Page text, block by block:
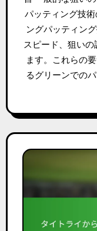
パッティング技
ングパッティン
スピード、狙い
ます。これらの
るグリーンでの